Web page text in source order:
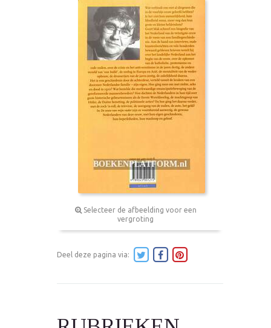
Selecteer de afbeelding voor een
vergroting
Deel deze pagina via: